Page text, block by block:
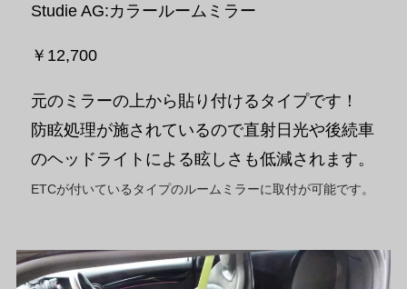
Studie AG:カラールームミラー
￥12,700
元のミラーの上から貼り付けるタイプです！
防眩処理が施されているので直射日光や後続車
のヘッドライトによる眩しさも低減されます。
ETCが付いているタイプのルームミラーに取付が可能です。